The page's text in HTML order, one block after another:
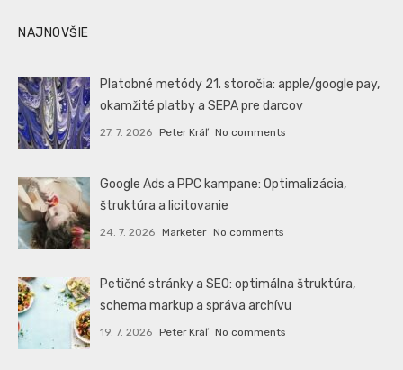
NAJNOVŠIE
Platobné metódy 21. storočia: apple/google pay,
okamžité platby a SEPA pre darcov
27. 7. 2026 Peter Kráľ No comments
Google Ads a PPC kampane: Optimalizácia,
štruktúra a licitovanie
24. 7. 2026 Marketer No comments
Petičné stránky a SEO: optimálna štruktúra,
schema markup a správa archívu
19. 7. 2026 Peter Kráľ No comments